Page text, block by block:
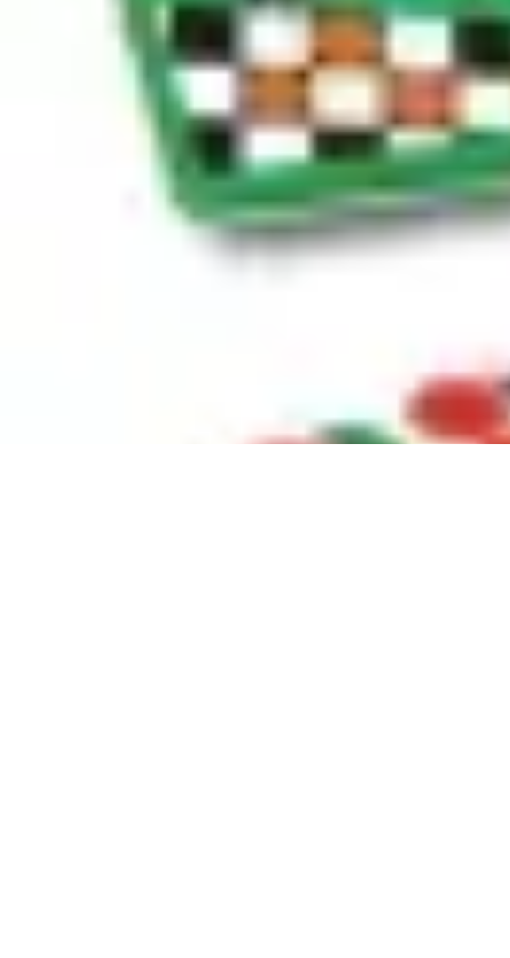
Règles de Base Stratégies et AstucesStratégies et
Règles Jeux Dames